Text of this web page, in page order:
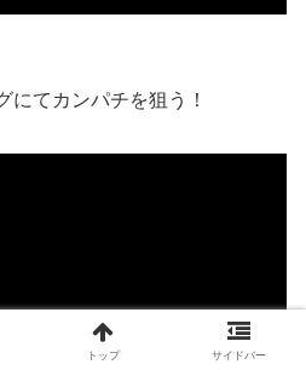
にてカンパチを狙う！
トップ サイドバー